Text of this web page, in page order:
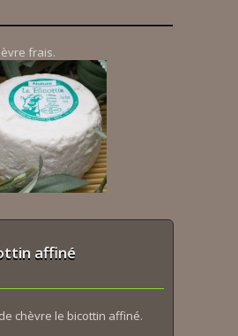
frais.
affiné
chèvre le bicottin affiné.